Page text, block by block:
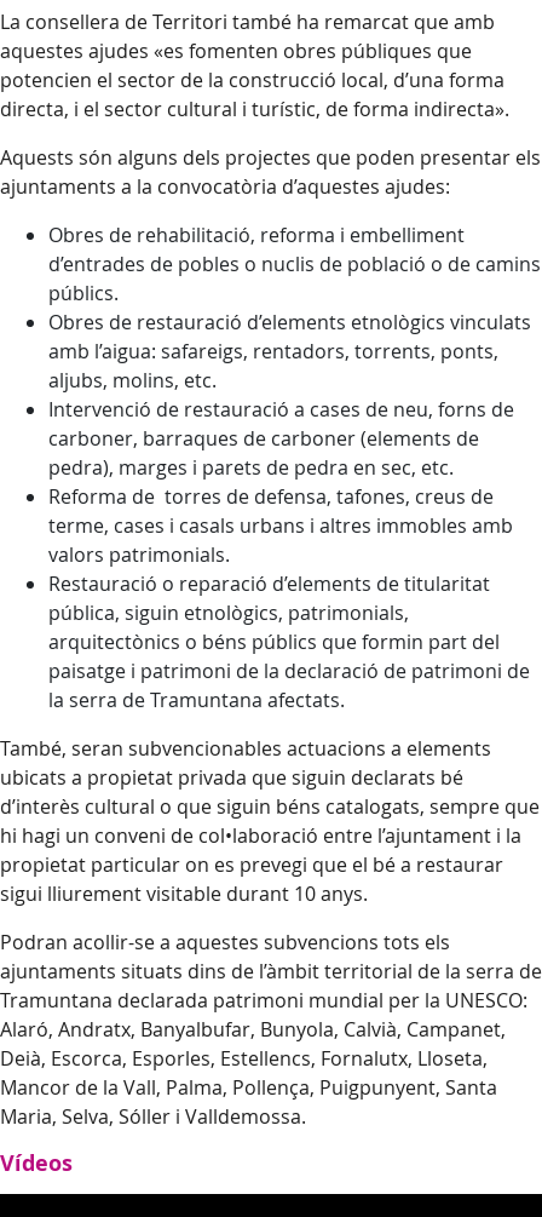
La consellera de Territori també ha remarcat que amb
aquestes ajudes «es fomenten obres públiques que
potencien el sector de la construcció local, d’una forma
directa, i el sector cultural i turístic, de forma indirecta».
Aquests són alguns dels projectes que poden presentar els
ajuntaments a la convocatòria d’aquestes ajudes:
Obres de rehabilitació, reforma i embelliment
d’entrades de pobles o nuclis de població o de camins
públics.
Obres de restauració d’elements etnològics vinculats
amb l’aigua: safareigs, rentadors, torrents, ponts,
aljubs, molins, etc.
Intervenció de restauració a cases de neu, forns de
carboner, barraques de carboner (elements de
pedra), marges i parets de pedra en sec, etc.
Reforma de torres de defensa, tafones, creus de
terme, cases i casals urbans i altres immobles amb
valors patrimonials.
Restauració o reparació d’elements de titularitat
pública, siguin etnològics, patrimonials,
arquitectònics o béns públics que formin part del
paisatge i patrimoni de la declaració de patrimoni de
la serra de Tramuntana afectats.
També, seran subvencionables actuacions a elements
ubicats a propietat privada que siguin declarats bé
d’interès cultural o que siguin béns catalogats, sempre que
hi hagi un conveni de col•laboració entre l’ajuntament i la
propietat particular on es prevegi que el bé a restaurar
sigui lliurement visitable durant 10 anys.
Podran acollir-se a aquestes subvencions tots els
ajuntaments situats dins de l’àmbit territorial de la serra de
Tramuntana declarada patrimoni mundial per la UNESCO:
Alaró, Andratx, Banyalbufar, Bunyola, Calvià, Campanet,
Deià, Escorca, Esporles, Estellencs, Fornalutx, Lloseta,
Mancor de la Vall, Palma, Pollença, Puigpunyent, Santa
Maria, Selva, Sóller i Valldemossa.
Vídeos